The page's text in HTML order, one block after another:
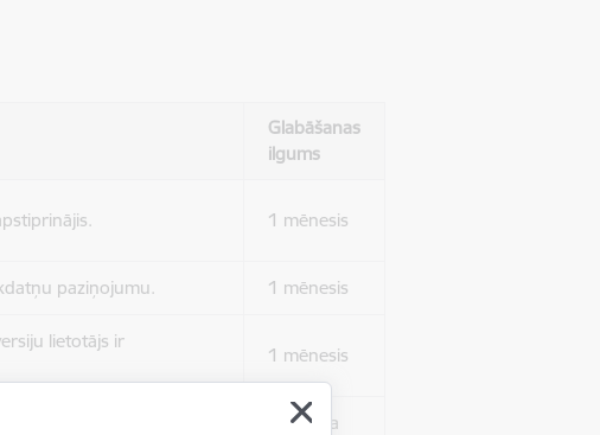
Glabāšanas
ilgums
1 mēnesis
paziņojumu. 1 mēnesis
lietotājs ir
1 mēnesis
1 stunda